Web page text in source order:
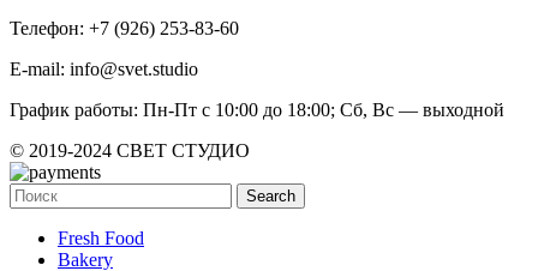
Телефон: +7 (926) 253-83-60
E-mail: info@svet.studio
График работы: Пн-Пт с 10:00 до 18:00; Сб, Вс — выходной
© 2019-2024 СВЕТ СТУДИО
Search
Fresh Food
Bakery